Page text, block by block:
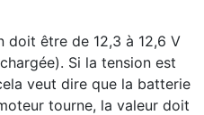
doit être de 12,3 à 12,6 V
Si la tension est
veut dire que la batterie
tourne, la valeur doit